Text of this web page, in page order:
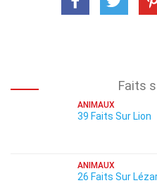
Faits
ANIMAUX
39 Faits Sur Lion
ANIMAUX
26 Faits Sur